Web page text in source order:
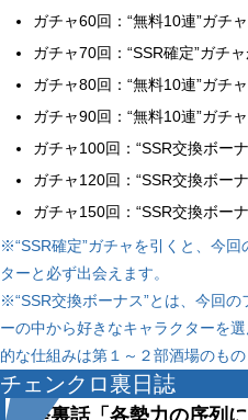
ガチャ60回：“無料10連”ガチ
ガチャ70回：“SSR確定”ガチャ
ガチャ80回：“無料10連”ガチ
ガチャ90回：“無料10連”ガチ
ガチャ100回：“SSR交換ボー
ガチャ120回：“SSR交換ボー
ガチャ150回：“SSR交換ボー
※“SSR確定”ガチャを引くと、今
ターと必ず出会えます。
※“SSR交換ボーナス”とは、今回
ーの中から好きなキャラクターを
的な仕組みは第１～２部酒場のもの
チェンクロ裏日誌